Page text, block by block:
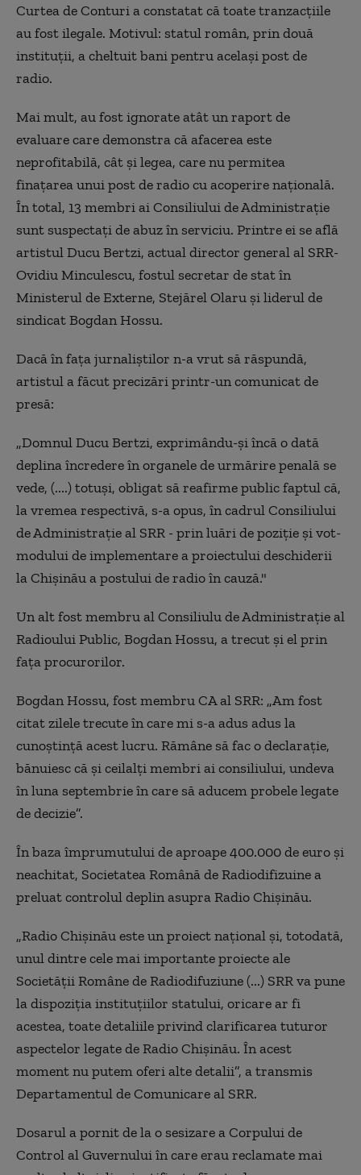
Curtea de Conturi a constatat că toate tranzacţiile
au fost ilegale. Motivul: statul român, prin două
instituţii, a cheltuit bani pentru acelaşi post de
radio.
Mai mult, au fost ignorate atât un raport de
evaluare care demonstra că afacerea este
neprofitabilă, cât şi legea, care nu permitea
finaţarea unui post de radio cu acoperire naţională.
În total, 13 membri ai Consiliului de Administraţie
sunt suspectaţi de abuz în serviciu. Printre ei se află
artistul Ducu Bertzi, actual director general al SRR-
Ovidiu Minculescu, fostul secretar de stat în
Ministerul de Externe, Stejărel Olaru şi liderul de
sindicat Bogdan Hossu.
Dacă în faţa jurnaliştilor n-a vrut să răspundă,
artistul a făcut precizări printr-un comunicat de
presă:
„Domnul Ducu Bertzi, exprimându-și încă o dată
deplina încredere în organele de urmărire penală se
vede, (....) totuși, obligat să reafirme public faptul că,
la vremea respectivă, s-a opus, în cadrul Consiliului
de Administrație al SRR - prin luări de poziție și vot-
modului de implementare a proiectului deschiderii
la Chișinău a postului de radio în cauză."
Un alt fost membru al Consiliulu de Administraţie al
Radioului Public, Bogdan Hossu, a trecut şi el prin
faţa procurorilor.
Bogdan Hossu, fost membru CA al SRR: „Am fost
citat zilele trecute în care mi s-a adus adus la
cunoştinţă acest lucru. Rămâne să fac o declaraţie,
bănuiesc că şi ceilalţi membri ai consiliului, undeva
în luna septembrie în care să aducem probele legate
de decizie”.
În baza împrumutului de aproape 400.000 de euro şi
neachitat, Societatea Română de Radiodifizuine a
preluat controlul deplin asupra Radio Chişinău.
„Radio Chişinău este un proiect naţional şi, totodată,
unul dintre cele mai importante proiecte ale
Societăţii Române de Radiodifuziune (...) SRR va pune
la dispoziţia instituţiilor statului, oricare ar fi
acestea, toate detaliile privind clarificarea tuturor
aspectelor legate de Radio Chişinău. În acest
moment nu putem oferi alte detalii”, a transmis
Departamentul de Comunicare al SRR.
Dosarul a pornit de la o sesizare a Corpului de
Control al Guvernului în care erau reclamate mai